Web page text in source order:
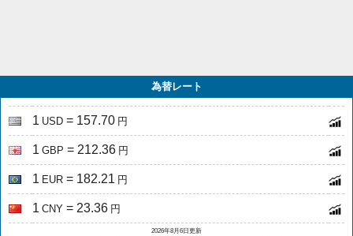
為替レート
1 USD = 157.70 円
1 GBP = 212.36 円
1 EUR = 182.21 円
1 CNY = 23.36 円
2026年8月6日更新